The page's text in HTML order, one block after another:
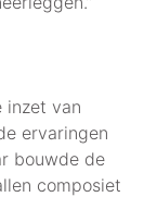
inzet van
ervaringen
bouwde de
composiet